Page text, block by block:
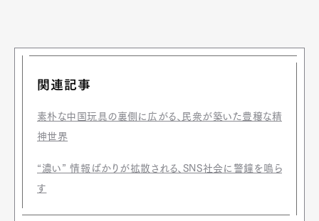
関連記事
素朴な中国玩具の裏側に広がる、民衆が築いた豊穣な精
神世界
“濃い” 情報ばかりが拡散される、SNS社会に警鐘を鳴ら
す